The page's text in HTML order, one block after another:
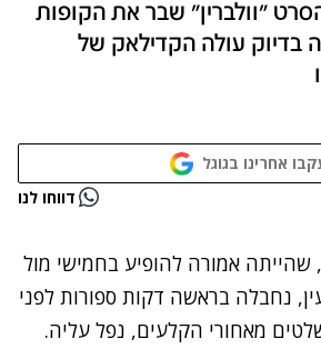
"וולברין" שבר את הקופות
בדיוק עולה הקדילאק של
אחרינו בגוגל
נתקלנו בבעיה דווחו לנו
שהייתה אמורה להופיע בחמישי מול
נחבלה בראשה דקות ספורות לפני
מאחורי הקלעים, נפל עליה.